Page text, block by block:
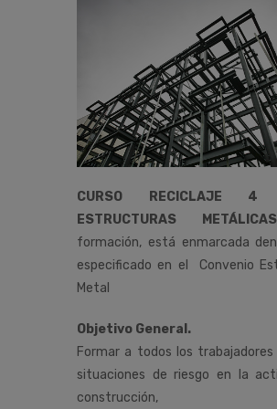
CURSO RECICLAJE 4
ESTRUCTURAS METÁLICAS
formación, está enmarcada
especificado en el Convenio
Metal
Objetivo General.
Formar a todos los trabajadores
situaciones de riesgo en la
construcción,